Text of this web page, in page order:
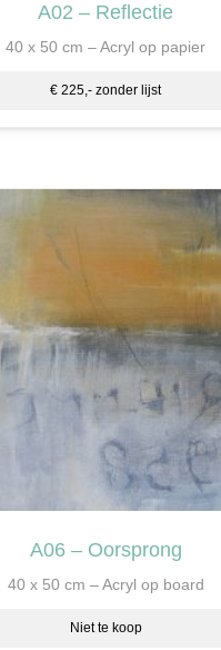
A02 – Reflectie
40 x 50 cm – Acryl op papier
€ 225,- zonder lijst
A06 – Oorsprong
40 x 50 cm – Acryl op board
Niet te koop